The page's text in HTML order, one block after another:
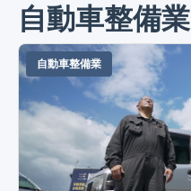
自動車整備業
自動車整備業